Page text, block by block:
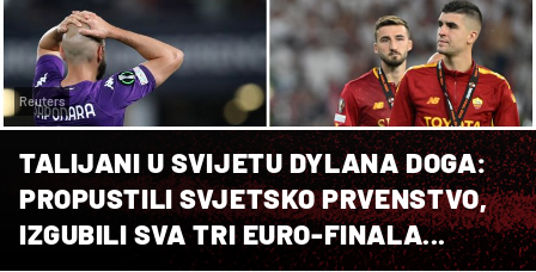
Reuters
TALIJANI U SVIJETU DYLANA DOGA:
PROPUSTILI SVJETSKO PRVENSTVO,
IZGUBILI SVA TRI EURO-FINALA...